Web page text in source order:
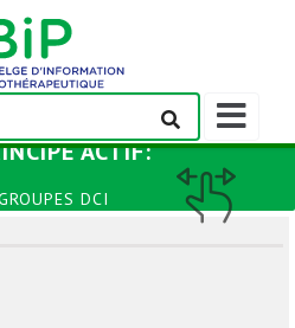
Afficher/
la
de
navigation
ACTIF:
DCI